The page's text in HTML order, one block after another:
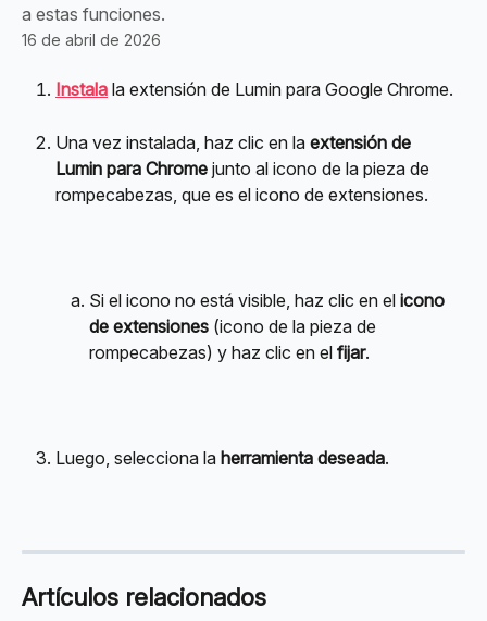
a estas funciones.
16 de abril de 2026
Instala la extensión de Lumin para Google Chrome.
Una vez instalada, haz clic en la extensión de
Lumin para Chrome junto al icono de la pieza de
rompecabezas, que es el icono de extensiones.
Si el icono no está visible, haz clic en el icono
de extensiones (icono de la pieza de
rompecabezas) y haz clic en el fijar.
Luego, selecciona la herramienta deseada.
Artículos relacionados